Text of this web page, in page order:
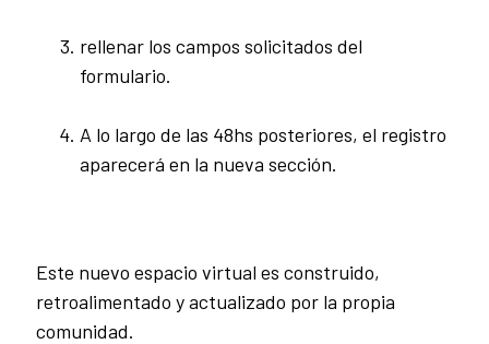
rellenar los campos solicitados del
formulario.
A lo largo de las 48hs posteriores, el registro
aparecerá en la nueva sección.
Este nuevo espacio virtual es construido,
retroalimentado y actualizado por la propia
comunidad.